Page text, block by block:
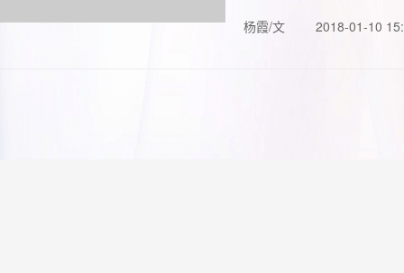
杨霞/文
2018-01-10